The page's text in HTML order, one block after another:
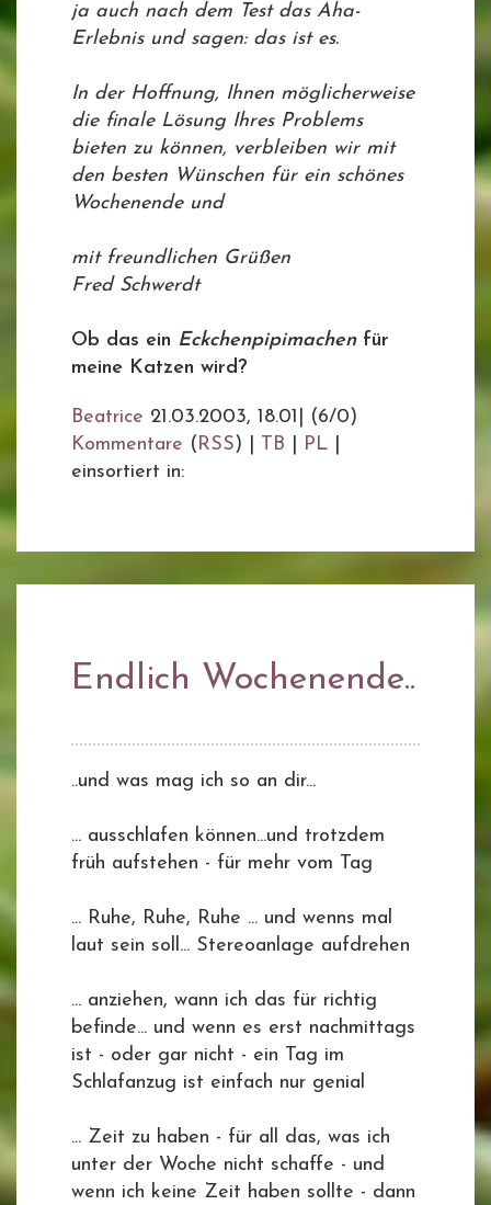
ja auch nach dem Test das Aha-
Erlebnis und sagen: das ist es.
In der Hoffnung, Ihnen möglicherweise
die finale Lösung Ihres Problems
bieten zu können, verbleiben wir mit
den besten Wünschen für ein schönes
Wochenende und
mit freundlichen Grüßen
Fred Schwerdt
Ob das ein Eckchenpipimachenfür
meine Katzen wird?
Beatrice 21.03.2003, 18.01
(6/0)
Kommentare (RSS) | TB PL
einsortiert in:
Endlich Wochenende..
..und was mag ich so an dir...
... ausschlafen können...und trotzdem
früh aufstehen - für mehr vom Tag
... Ruhe, Ruhe, Ruhe ... und wenns mal
laut sein soll... Stereoanlage aufdrehen
... anziehen, wann ich das für richtig
befinde... und wenn es erst nachmittags
ist - oder gar nicht - ein Tag im
Schlafanzug ist einfach nur genial
... Zeit zu haben - für all das, was ich
unter der Woche nicht schaffe - und
wenn ich keine Zeit haben sollte - dann